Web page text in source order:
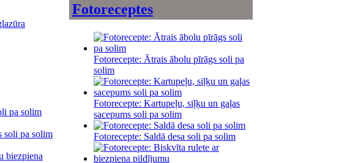
Fotoreceptes
Fotorecepte: Ātrais ābolu pīrāgs soli pa
solim
Fotorecepte: Kartupeļu, siļķu un gaļas
sacepums soli pa solim
Fotorecepte: Saldā desa soli pa solim